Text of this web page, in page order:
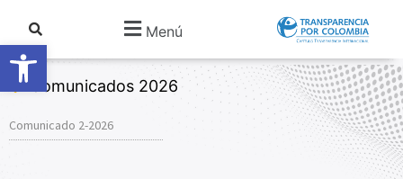
Abrir barra de herramientas
Menú
Comunicados 2026
Comunicado 2-2026